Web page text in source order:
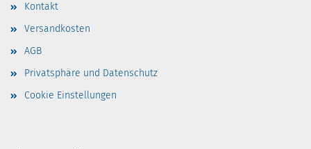
Kontakt
Versandkosten
AGB
Privatsphäre und Datenschutz
Cookie Einstellungen